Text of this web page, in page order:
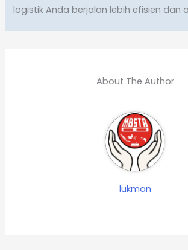
logistik Anda berjalan lebih efisien dan
About The Author
lukman